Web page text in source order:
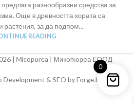
разнообразни средства за
Още в древността хората са
растения, за да подпом...
READING
| Micopurea | Микопюреа ЕООД
& SEO by Forge.bg
0